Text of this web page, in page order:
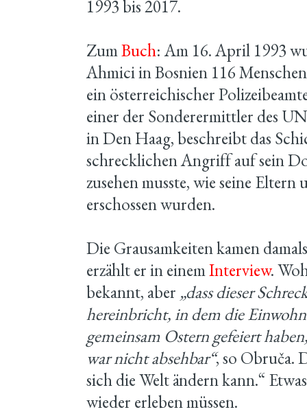
1993 bis 2017.
ZumBuch: Am 16. April 1993
Ahmici in Bosnien 116
ein österreichischer
einer der Sonderermittler des
in Den Haag, beschreibt das
schrecklichen Angriff auf sein
zusehen musste, wie seine Eltern
erschossen wurden.
Die Grausamkeiten kamen
erzählt er in einemInterview.
bekannt, aber „dass dieser
hereinbricht, in dem die
gemeinsam Ostern gefeiert
war nicht absehbar“, so Obruča.
sich die Welt ändern kann.“
wieder erleben müssen.